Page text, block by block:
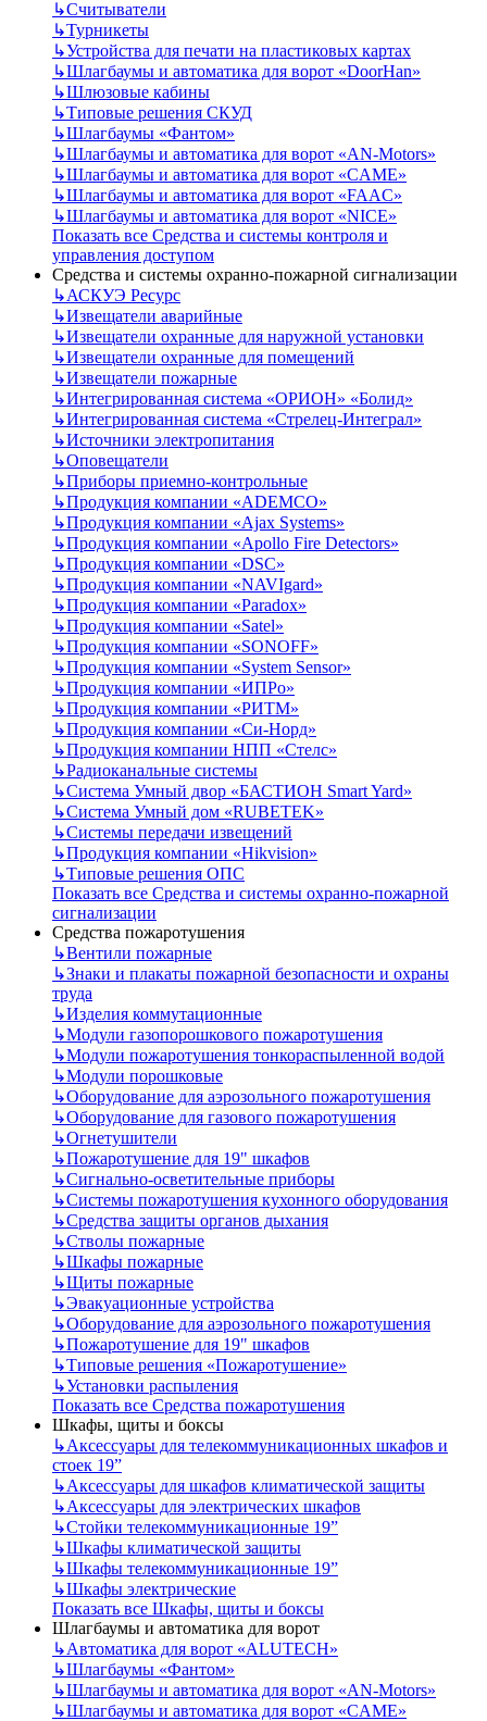
↳Считыватели
↳Турникеты
↳Устройства для печати на пластиковых картах
↳Шлагбаумы и автоматика для ворот «DoorHan»
↳Шлюзовые кабины
↳Типовые решения СКУД
↳Шлагбаумы «Фантом»
↳Шлагбаумы и автоматика для ворот «AN-Motors»
↳Шлагбаумы и автоматика для ворот «CAME»
↳Шлагбаумы и автоматика для ворот «FAAC»
↳Шлагбаумы и автоматика для ворот «NICE»
Показать все Средства и системы контроля и
управления доступом
Средства и системы охранно-пожарной сигнализации
↳АСКУЭ Ресурс
↳Извещатели аварийные
↳Извещатели охранные для наружной установки
↳Извещатели охранные для помещений
↳Извещатели пожарные
↳Интегрированная система «ОРИОН» «Болид»
↳Интегрированная система «Стрелец-Интеграл»
↳Источники электропитания
↳Оповещатели
↳Приборы приемно-контрольные
↳Продукция компании «ADEMCO»
↳Продукция компании «Ajax Systems»
↳Продукция компании «Apollo Fire Detectors»
↳Продукция компании «DSC»
↳Продукция компании «NAVIgard»
↳Продукция компании «Paradox»
↳Продукция компании «Satel»
↳Продукция компании «SONOFF»
↳Продукция компании «System Sensor»
↳Продукция компании «ИПРо»
↳Продукция компании «РИТМ»
↳Продукция компании «Си-Норд»
↳Продукция компании НПП «Стелс»
↳Радиоканальные системы
↳Система Умный двор «БАСТИОН Smart Yard»
↳Система Умный дом «RUBETEK»
↳Системы передачи извещений
↳Продукция компании «Hikvision»
↳Типовые решения ОПС
Показать все Средства и системы охранно-пожарной
сигнализации
Средства пожаротушения
↳Вентили пожарные
↳Знаки и плакаты пожарной безопасности и охраны
труда
↳Изделия коммутационные
↳Модули газопорошкового пожаротушения
↳Модули пожаротушения тонкораспыленной водой
↳Модули порошковые
↳Оборудование для аэрозольного пожаротушения
↳Оборудование для газового пожаротушения
↳Огнетушители
↳Пожаротушение для 19" шкафов
↳Сигнально-осветительные приборы
↳Системы пожаротушения кухонного оборудования
↳Средства защиты органов дыхания
↳Стволы пожарные
↳Шкафы пожарные
↳Щиты пожарные
↳Эвакуационные устройства
↳Оборудование для аэрозольного пожаротушения
↳Пожаротушение для 19" шкафов
↳Типовые решения «Пожаротушение»
↳Установки распыления
Показать все Средства пожаротушения
Шкафы, щиты и боксы
↳Аксессуары для телекоммуникационных шкафов и
стоек 19”
↳Аксессуары для шкафов климатической защиты
↳Аксессуары для электрических шкафов
↳Стойки телекоммуникационные 19”
↳Шкафы климатической защиты
↳Шкафы телекоммуникационные 19”
↳Шкафы электрические
Показать все Шкафы, щиты и боксы
Шлагбаумы и автоматика для ворот
↳Автоматика для ворот «ALUTECH»
↳Шлагбаумы «Фантом»
↳Шлагбаумы и автоматика для ворот «AN-Motors»
↳Шлагбаумы и автоматика для ворот «CAME»